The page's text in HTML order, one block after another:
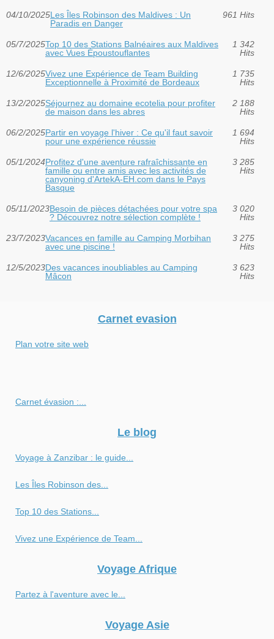
04/10/2025Les Îles Robinson des Maldives : Un
Paradis en Danger
961 Hits
05/7/2025Top 10 des Stations Balnéaires aux Maldives
avec Vues Époustouflantes
1 342
Hits
12/6/2025Vivez une Expérience de Team Building
Exceptionnelle à Proximité de Bordeaux
1 735
Hits
13/2/2025Séjournez au domaine ecotelia pour profiter
de maison dans les abres
2 188
Hits
06/2/2025Partir en voyage l'hiver : Ce qu'il faut savoir
pour une expérience réussie
1 694
Hits
05/1/2024Profitez d'une aventure rafraîchissante en
famille ou entre amis avec les activités de
canyoning d'ArtekA-EH.com dans le Pays
Basque
3 285
Hits
05/11/2023Besoin de pièces détachées pour votre spa
? Découvrez notre sélection complète !
3 020
Hits
23/7/2023Vacances en famille au Camping Morbihan
avec une piscine !
3 275
Hits
12/5/2023Des vacances inoubliables au Camping
Mâcon
3 623
Hits
Carnet evasion
Plan votre site web
Carnet évasion :...
Le blog
Voyage à Zanzibar : le guide...
Les Îles Robinson des...
Top 10 des Stations...
Vivez une Expérience de Team...
Voyage Afrique
Partez à l'aventure avec le...
Voyage Asie